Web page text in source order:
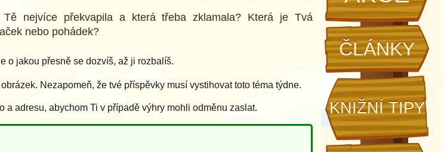
ČLÁNKY
KNIŽNÍ TIPY
nejvíce překvapila a která třeba zklamala? Která je Tvá
nebo pohádek?
o jakou přesně se dozvíš, až ji rozbalíš.
Nezapomeň, že tvé příspěvky musí vystihovat toto téma týdne.
a adresu, abychom Ti v případě výhry mohli odměnu zaslat.